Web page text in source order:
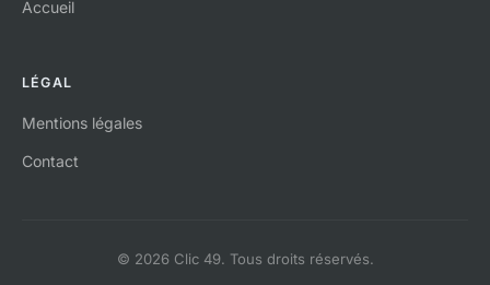
Accueil
LÉGAL
Mentions légales
Contact
© 2026 Clic 49. Tous droits réservés.